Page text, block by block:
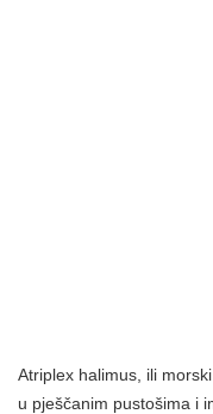
Atriplex halimus, ili
u pješčanim pustošima i